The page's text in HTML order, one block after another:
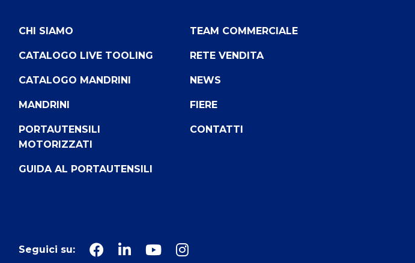
CHI SIAMO
CATALOGO LIVE TOOLING
CATALOGO MANDRINI
MANDRINI
PORTAUTENSILI
MOTORIZZATI
GUIDA AL PORTAUTENSILI
TEAM COMMERCIALE
RETE VENDITA
NEWS
FIERE
CONTATTI
Seguici su: